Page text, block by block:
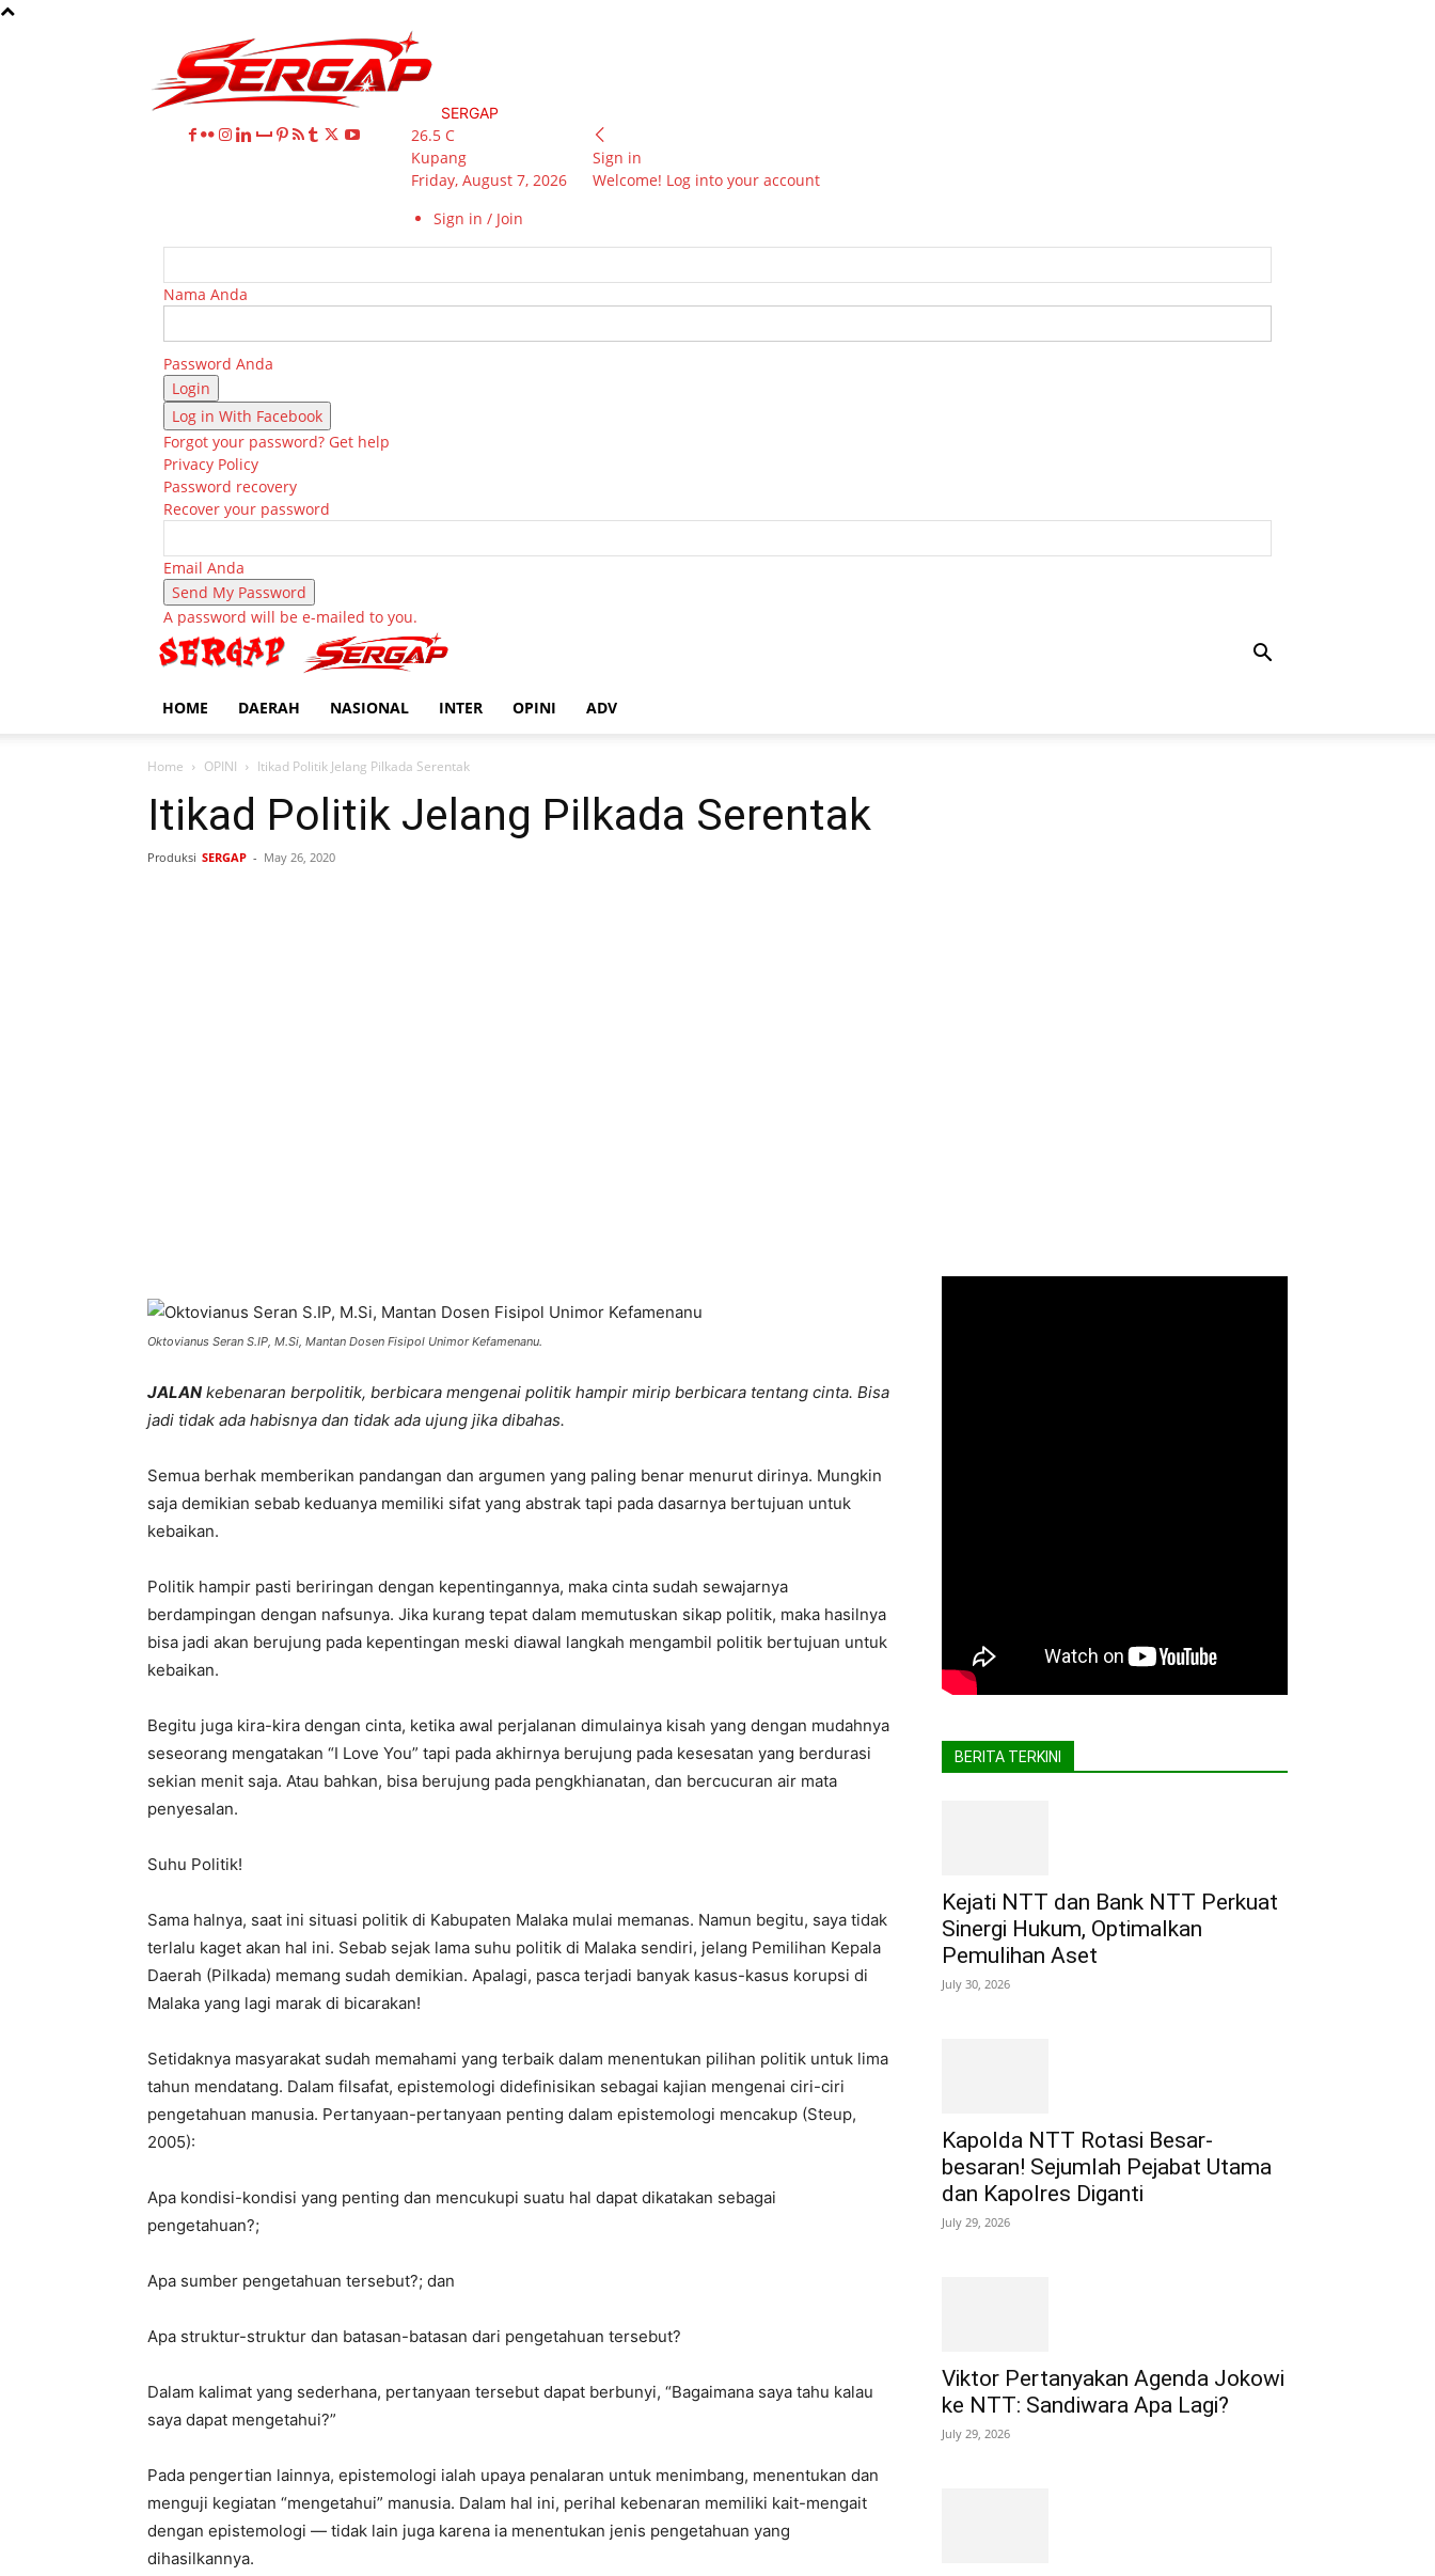
SERGAP
26.5 C
Kupang
Friday, August 7, 2026
Sign in / Join
Sign in
Welcome! Log into your account
Nama Anda
Password Anda
Log in With Facebook
Forgot your password? Get help
Privacy Policy
Password recovery
Recover your password
Email Anda
A password will be e-mailed to you.
HOME DAERAH NASIONAL INTER OPINI ADV
Home OPINI Itikad Politik Jelang Pilkada Serentak
Itikad Politik Jelang Pilkada Serentak
Produksi SERGAP - May 26, 2020
Oktovianus Seran S.IP, M.Si, Mantan Dosen Fisipol Unimor Kefamenanu.
JALAN kebenaran berpolitik, berbicara mengenai politik hampir mirip berbicara tentang cinta. Bisa
jadi tidak ada habisnya dan tidak ada ujung jika dibahas.
Semua berhak memberikan pandangan dan argumen yang paling benar menurut dirinya. Mungkin
saja demikian sebab keduanya memiliki sifat yang abstrak tapi pada dasarnya bertujuan untuk
kebaikan.
Politik hampir pasti beriringan dengan kepentingannya, maka cinta sudah sewajarnya
berdampingan dengan nafsunya. Jika kurang tepat dalam memutuskan sikap politik, maka hasilnya
bisa jadi akan berujung pada kepentingan meski diawal langkah mengambil politik bertujuan untuk
kebaikan.
Begitu juga kira-kira dengan cinta, ketika awal perjalanan dimulainya kisah yang dengan mudahnya
seseorang mengatakan “I Love You” tapi pada akhirnya berujung pada kesesatan yang berdurasi
sekian menit saja. Atau bahkan, bisa berujung pada pengkhianatan, dan bercucuran air mata
penyesalan.
Suhu Politik!
Sama halnya, saat ini situasi politik di Kabupaten Malaka mulai memanas. Namun begitu, saya tidak
terlalu kaget akan hal ini. Sebab sejak lama suhu politik di Malaka sendiri, jelang Pemilihan Kepala
Daerah (Pilkada) memang sudah demikian. Apalagi, pasca terjadi banyak kasus-kasus korupsi di
Malaka yang lagi marak di bicarakan!
Setidaknya masyarakat sudah memahami yang terbaik dalam menentukan pilihan politik untuk lima
tahun mendatang. Dalam filsafat, epistemologi didefinisikan sebagai kajian mengenai ciri-ciri
pengetahuan manusia. Pertanyaan-pertanyaan penting dalam epistemologi mencakup (Steup,
2005):
Apa kondisi-kondisi yang penting dan mencukupi suatu hal dapat dikatakan sebagai
pengetahuan?;
Apa sumber pengetahuan tersebut?; dan
Apa struktur-struktur dan batasan-batasan dari pengetahuan tersebut?
Dalam kalimat yang sederhana, pertanyaan tersebut dapat berbunyi, “Bagaimana saya tahu kalau
saya dapat mengetahui?”
Pada pengertian lainnya, epistemologi ialah upaya penalaran untuk menimbang, menentukan dan
menguji kegiatan “mengetahui” manusia. Dalam hal ini, perihal kebenaran memiliki kait-mengait
dengan epistemologi — tidak lain juga karena ia menentukan jenis pengetahuan yang
dihasilkannya.
BERITA TERKINI
Kejati NTT dan Bank NTT Perkuat
Sinergi Hukum, Optimalkan
Pemulihan Aset
July 30, 2026
Kapolda NTT Rotasi Besar-
besaran! Sejumlah Pejabat Utama
dan Kapolres Diganti
July 29, 2026
Viktor Pertanyakan Agenda Jokowi
ke NTT: Sandiwara Apa Lagi?
July 29, 2026